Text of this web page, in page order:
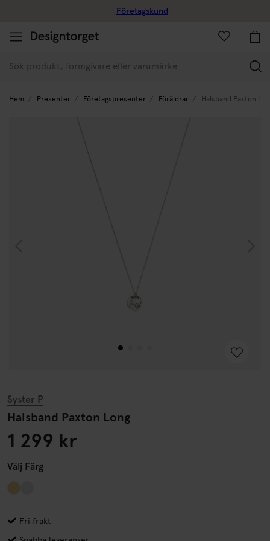
Företagskund
Hem Presenter Företagspresenter Föräldrar Halsband Paxton
Syster P
Halsband Paxton Long
1 299 kr
Välj Färg
Fri frakt